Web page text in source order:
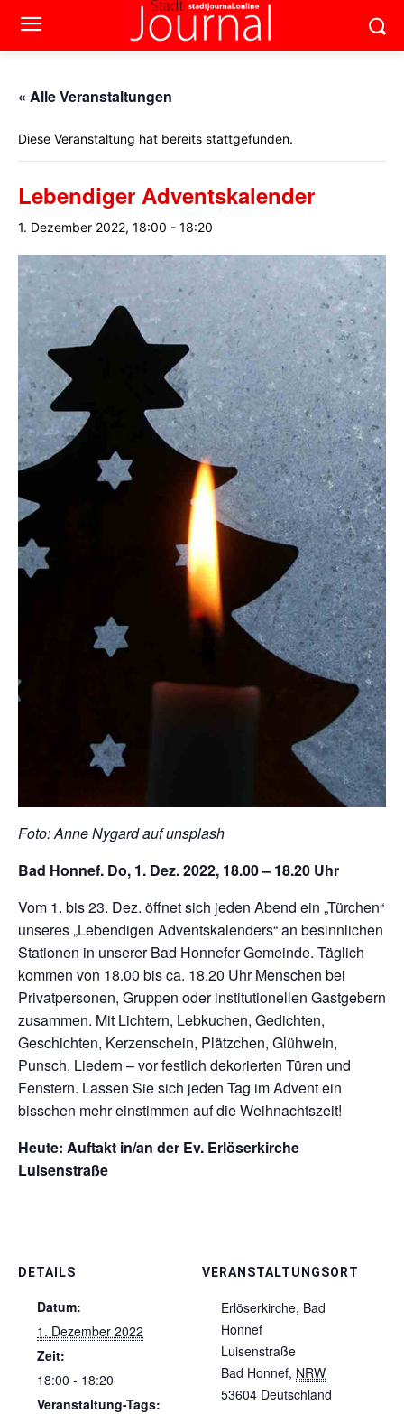
« Alle Veranstaltungen
Diese Veranstaltung hat bereits stattgefunden.
Lebendiger Adventskalender
1. Dezember 2022, 18:00 - 18:20
Foto: Anne Nygard auf unsplash
Bad Honnef. Do, 1. Dez. 2022, 18.00 – 18.20 Uhr
Vom 1. bis 23. Dez. öffnet sich jeden Abend ein „Türchen“
unseres „Lebendigen Adventskalenders“ an besinnlichen
Stationen in unserer Bad Honnefer Gemeinde. Täglich
kommen von 18.00 bis ca. 18.20 Uhr Menschen bei
Privatpersonen, Gruppen oder institutionellen Gastgebern
zusammen. Mit Lichtern, Lebkuchen, Gedichten,
Geschichten, Kerzenschein, Plätzchen, Glühwein,
Punsch, Liedern – vor festlich dekorierten Türen und
Fenstern. Lassen Sie sich jeden Tag im Advent ein
bisschen mehr einstimmen auf die Weihnachtszeit!
Heute: Auftakt in/an der Ev. Erlöserkirche
Luisenstraße
DETAILS
Datum:
1. Dezember 2022
Zeit:
18:00 - 18:20
Veranstaltung-Tags:
VERANSTALTUNGSORT
Erlöserkirche, Bad
Honnef
Luisenstraße
Bad Honnef, NRW
53604 Deutschland